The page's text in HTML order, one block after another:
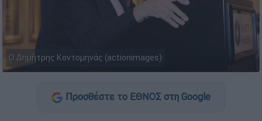
Ο Δημήτρης Κοντομηνάς (actionimages)
Προσθέστε το ΕΘΝΟΣ στη Google